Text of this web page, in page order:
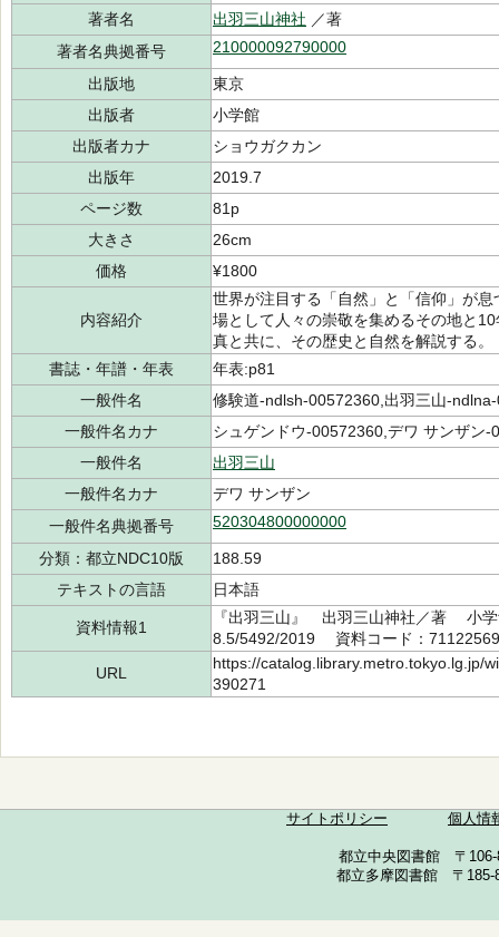
著者名
出羽三山神社 ／著
著者名典拠番号
210000092790000
出版地
東京
出版者
小学館
出版者カナ
ショウガクカン
出版年
2019.7
ページ数
81p
大きさ
26cm
価格
¥1800
内容紹介
世界が注目する「自然」と「信仰」が
場として人々の崇敬を集めるその地と
真と共に、その歴史と自然を解説する。
書誌・年譜・年表
年表:p81
一般件名
修験道-ndlsh-00572360,出羽三山-
一般件名カナ
シュゲンドウ-00572360,デワ サンザン-
一般件名
出羽三山
一般件名カナ
デワ サンザン
一般件名典拠番号
520304800000000
分類：都立NDC10版
188.59
テキストの言語
日本語
資料情報1
『出羽三山』 出羽三山神社／著 小
8.5/5492/2019 資料コード：
URL
https://catalog.library.metro.tokyo.lg.jp/
390271
サイトポリシー 個人情
都立中央図書館 〒
都立多摩図書館 〒185-